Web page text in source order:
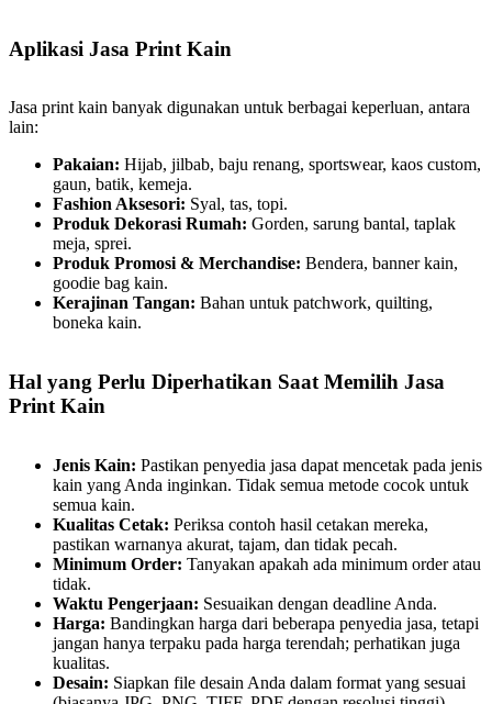
Aplikasi Jasa Print Kain
Jasa print kain banyak digunakan untuk berbagai keperluan, antara
lain:
Pakaian: Hijab, jilbab, baju renang, sportswear, kaos custom,
gaun, batik, kemeja.
Fashion Aksesori: Syal, tas, topi.
Produk Dekorasi Rumah: Gorden, sarung bantal, taplak
meja, sprei.
Produk Promosi & Merchandise: Bendera, banner kain,
goodie bag kain.
Kerajinan Tangan: Bahan untuk patchwork, quilting,
boneka kain.
Hal yang Perlu Diperhatikan Saat Memilih Jasa
Print Kain
Jenis Kain: Pastikan penyedia jasa dapat mencetak pada jenis
kain yang Anda inginkan. Tidak semua metode cocok untuk
semua kain.
Kualitas Cetak: Periksa contoh hasil cetakan mereka,
pastikan warnanya akurat, tajam, dan tidak pecah.
Minimum Order: Tanyakan apakah ada minimum order atau
tidak.
Waktu Pengerjaan: Sesuaikan dengan deadline Anda.
Harga: Bandingkan harga dari beberapa penyedia jasa, tetapi
jangan hanya terpaku pada harga terendah; perhatikan juga
kualitas.
Desain: Siapkan file desain Anda dalam format yang sesuai